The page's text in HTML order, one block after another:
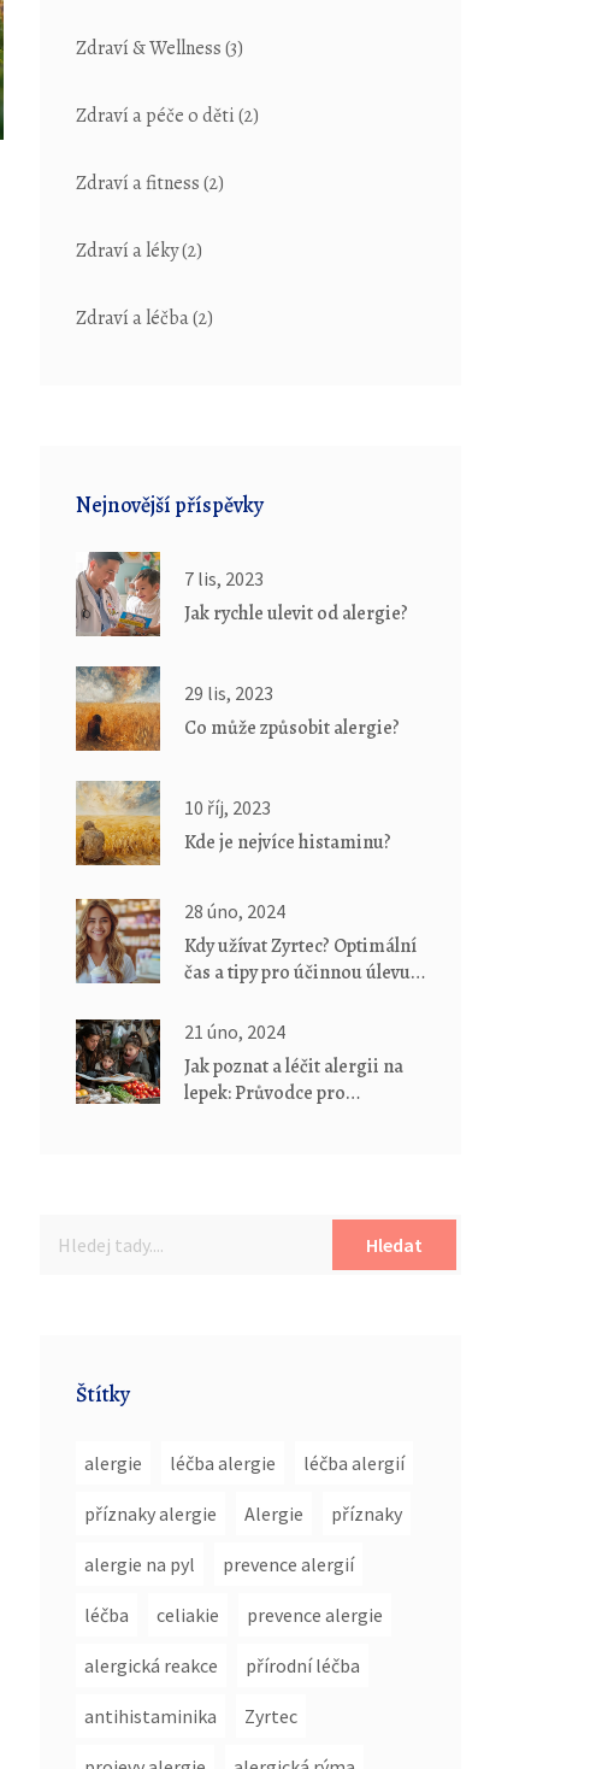
Zdraví & Wellness(3)
Zdraví a péče o děti(2)
Zdraví a fitness(2)
Zdraví a léky(2)
Zdraví a léčba(2)
Nejnovější příspěvky
7 lis, 2023
Jak rychle ulevit od alergie?
29 lis, 2023
Co může způsobit alergie?
10 říj, 2023
Kde je nejvíce histaminu?
28 úno, 2024
Kdy užívat Zyrtec? Optimální
čas a tipy pro účinnou úlevu
21 úno, 2024
Jak poznat a léčit alergii na
lepek: Průvodce pro
Hledat
Štítky
alergie léčba alergie léčba alergií
příznaky alergie Alergie příznaky
alergie na pyl prevence alergií
léčba celiakie prevence alergie
alergická reakce přírodní léčba
antihistaminika Zyrtec